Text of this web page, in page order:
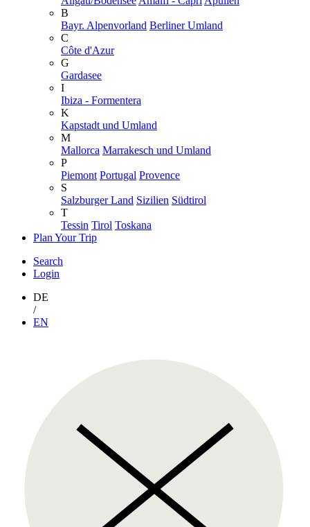
B
Bayr. Alpenvorland Berliner Umland
C
Côte d'Azur
G
Gardasee
I
Ibiza - Formentera
K
Kapstadt und Umland
M
Mallorca Marrakesch und Umland
P
Piemont Portugal Provence
S
Salzburger Land Sizilien Südtirol
T
Tessin Tirol Toskana
Plan Your Trip
Search
Login
DE
/
EN